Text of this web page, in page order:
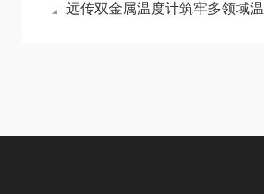
远传双金属温度计筑牢多领域温度管控防线